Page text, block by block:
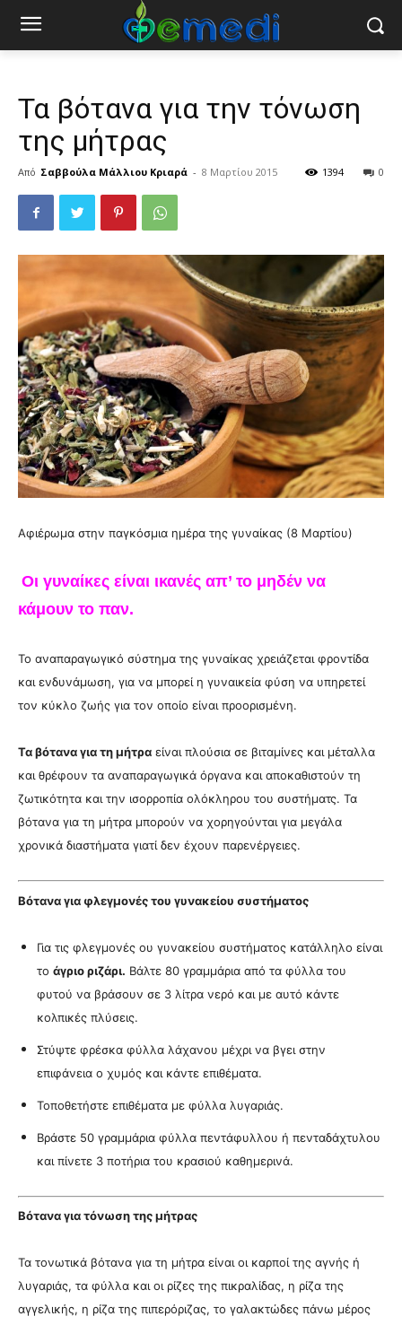
Τα βότανα για την τόνωση
της μήτρας
Από Σαββούλα Μάλλιου Κριαρά - 8 Μαρτίου 2015 0
1394
Αφιέρωμα στην παγκόσμια ημέρα της γυναίκας (8 Μαρτίου)
Οι γυναίκες είναι ικανές απ’ το μηδέν να
κάμουν το παν.
Το αναπαραγωγικό σύστημα της γυναίκας χρειάζεται φροντίδα
και ενδυνάμωση, για να μπορεί η γυναικεία φύση να υπηρετεί
τον κύκλο ζωής για τον οποίο είναι προορισμένη.
Τα βότανα για τη μήτρα είναι πλούσια σε βιταμίνες και μέταλλα
και θρέφουν τα αναπαραγωγικά όργανα και αποκαθιστούν τη
ζωτικότητα και την ισορροπία ολόκληρου του συστήματς. Τα
βότανα για τη μήτρα μπορούν να χορηγούνται για μεγάλα
χρονικά διαστήματα γιατί δεν έχουν παρενέργειες.
Βότανα για φλεγμονές του γυνακείου συστήματος
Για τις φλεγμονές ου γυνακείου συστήματος κατάλληλο είναι
το άγριο ριζάρι. Βάλτε 80 γραμμάρια από τα φύλλα του
φυτού να βράσουν σε 3 λίτρα νερό και με αυτό κάντε
κολπικές πλύσεις.
Στύψτε φρέσκα φύλλα λάχανου μέχρι να βγει στην
επιφάνεια ο χυμός και κάντε επιθέματα.
Τοποθετήστε επιθέματα με φύλλα λυγαριάς.
Βράστε 50 γραμμάρια φύλλα πεντάφυλλου ή πενταδάχτυλου
και πίνετε 3 ποτήρια του κρασιού καθημερινά.
Βότανα για τόνωση της μήτρας
Τα τονωτικά βότανα για τη μήτρα είναι οι καρποί της αγνής ή
λυγαριάς, τα φύλλα και οι ρίζες της πικραλίδας, η ρίζα της
αγγελικής, η ρίζα της πιπερόριζας, το γαλακτώδες πάνω μέρος